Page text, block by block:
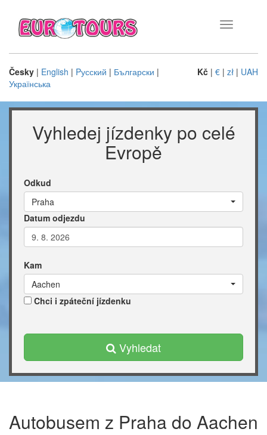
Toggle
Česky | English | Pусский | Български |
Українська
Kč| €| zł| UAH
Vyhledej jízdenky po celé
Evropě
Odkud
Praha
Datum odjezdu
Kam
Aachen
Chci i zpáteční jízdenku
Vyhledat
Autobusem z Praha do Aachen